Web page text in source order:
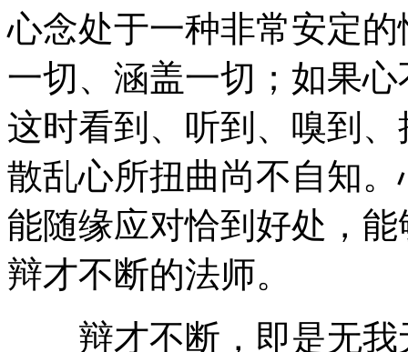
心念处于一种非常安定
一切、涵盖一切；如果
这时看到、听到、嗅到
散乱心所扭曲尚不自知
能随缘应对恰到好处，
辩才不断的法师。
辩才不断，即是无我